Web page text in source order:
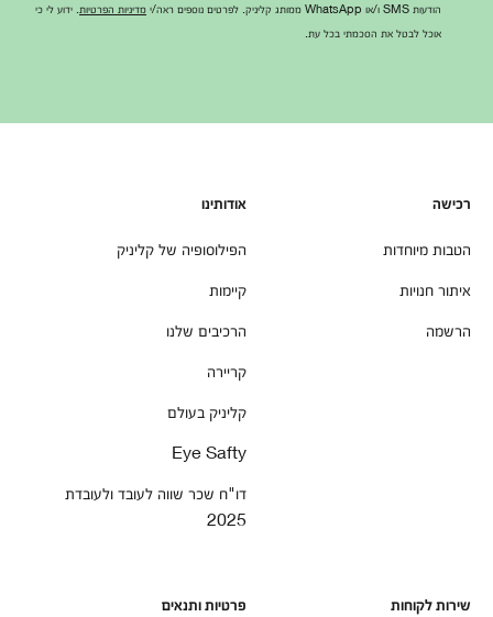
הודעות SMS ו/או WhatsApp ממותג קליניק. לפרטים נוספים ראה/י
מדיניות הפרטיות . ידוע לי כי
אוכל לבטל את הסכמתי בכל עת.
רכישה
הטבות מיוחדות
איתור חנויות
הרשמה
אודותינו
הפילוסופיה של קליניק
קיימות
הרכיבים שלנו
קריירה
קליניק בעולם
Eye Safty
דו"ח שכר שווה לעובד ולעובדת
2025
שירות לקוחות פרטיות ותנאים